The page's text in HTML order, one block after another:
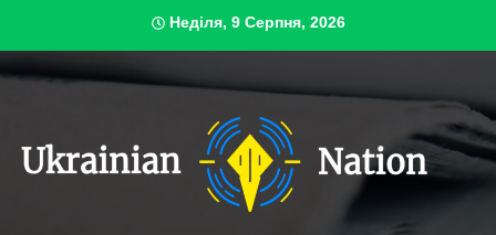
content
Неділя, 9 Серпня, 2026